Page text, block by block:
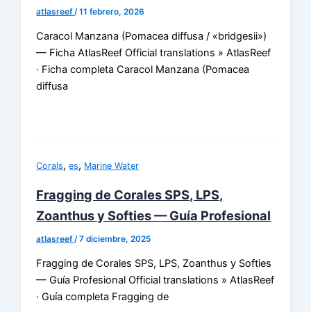
atlasreef /11 febrero, 2026
Caracol Manzana (Pomacea diffusa / «bridgesii»)
— Ficha AtlasReef Official translations » AtlasReef
· Ficha completa Caracol Manzana (Pomacea
diffusa
Corals,es, Marine Water
Fragging de Corales SPS, LPS,
Zoanthus y Softies — Guía Profesional
atlasreef/7 diciembre, 2025
Fragging de Corales SPS, LPS, Zoanthus y Softies
— Guía Profesional Official translations » AtlasReef
· Guía completa Fragging de